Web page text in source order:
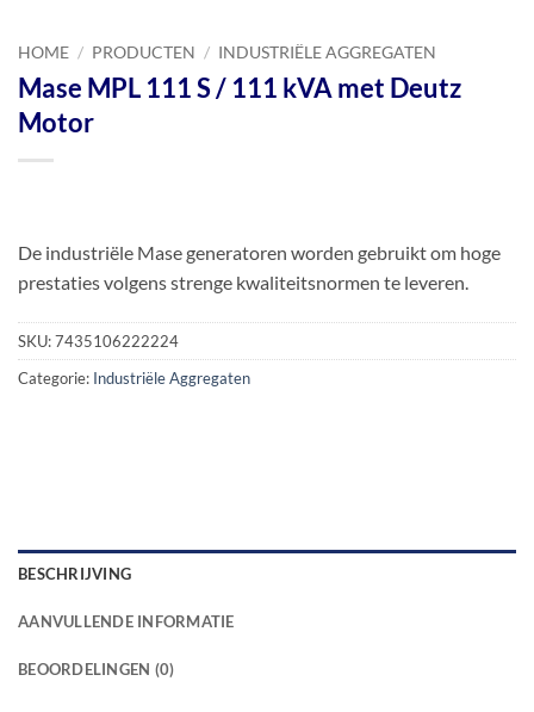
HOME / PRODUCTEN / INDUSTRIËLE AGGREGATEN
Mase MPL 111 S / 111 kVA met Deutz
Motor
De industriële Mase generatoren worden gebruikt om hoge
prestaties volgens strenge kwaliteitsnormen te leveren.
SKU:7435106222224
Categorie: Industriële Aggregaten
BESCHRIJVING
AANVULLENDE INFORMATIE
BEOORDELINGEN (0)